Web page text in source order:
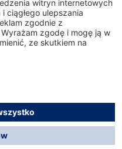
opisanych w